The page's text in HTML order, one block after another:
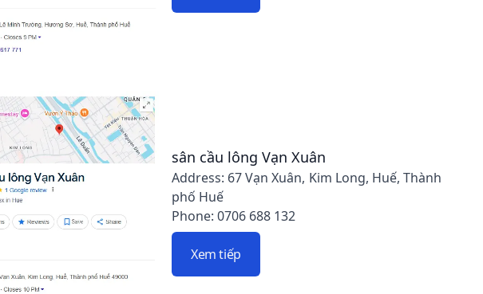
sân cầu lông Vạn Xuân
Address: 67 Vạn Xuân, Kim Long, Huế, Thành
phố Huế
Phone: 0706 688 132
Xem tiếp